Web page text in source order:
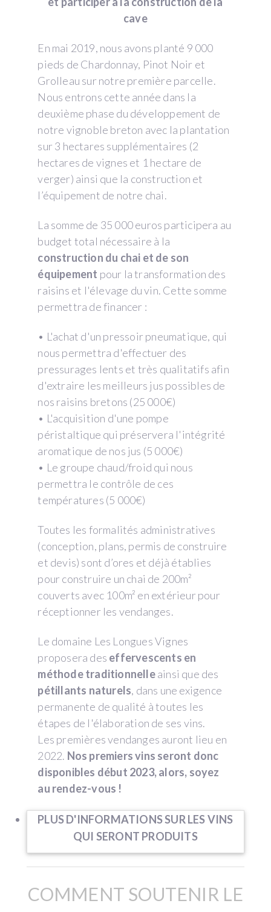
cave
En mai 2019, nous avons planté 9 000
pieds de Chardonnay, Pinot Noir et
Grolleau sur notre première parcelle.
Nous entrons cette année dans la
deuxième phase du développement de
notre vignoble breton avec la plantation
sur 3 hectares supplémentaires (2
hectares de vignes et 1 hectare de
verger) ainsi que la construction et
l’équipement de notre chai.
La somme de 35 000 euros participera au
budget total nécessaire à la
construction du chai et de son
équipement pour la transformation des
raisins et l'élevage du vin. Cette somme
permettra de financer :
• L'achat d'un pressoir pneumatique, qui
nous permettra d'effectuer des
pressurages lents et très qualitatifs afin
d'extraire les meilleurs jus possibles de
nos raisins bretons (25 000€)
• L'acquisition d'une pompe
péristaltique qui préservera l'intégrité
aromatique de nos jus (5 000€)
• Le groupe chaud/froid qui nous
permettra le contrôle de ces
températures (5 000€)
Toutes les formalités administratives
(conception, plans, permis de construire
et devis) sont d’ores et déjà établies
pour construire un chai de 200m²
couverts avec 100m² en extérieur pour
réceptionner les vendanges.
Le domaine Les Longues Vignes
proposera des effervescents en
méthode traditionnelleainsi que des
pétillants naturels, dans une exigence
permanente de qualité à toutes les
étapes de l'élaboration de ses vins.
Les premières vendanges auront lieu en
2022. Nos premiers vins seront donc
disponibles début 2023, alors, soyez
au rendez-vous !
PLUS D'INFORMATIONS SUR LES VINS
QUI SERONT PRODUITS
COMMENT SOUTENIR LE